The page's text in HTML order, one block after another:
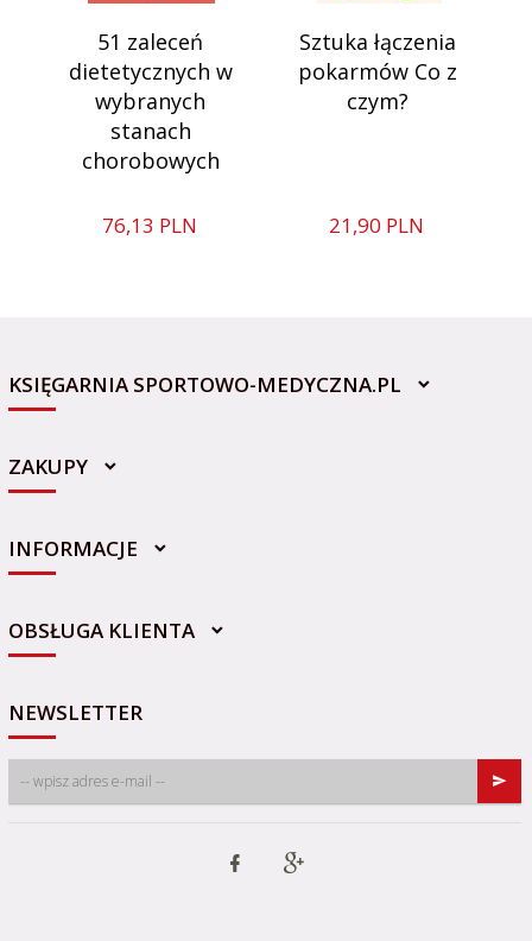
51 zaleceń
dietetycznych w
wybranych
stanach
chorobowych
76,13 PLN
Sztuka łączenia
pokarmów Co z
czym?
21,90 PLN
KSIĘGARNIA SPORTOWO-MEDYCZNA.PL
sklep@sportowo-medyczna.pl
ZAKUPY
INFORMACJE
OBSŁUGA KLIENTA
NEWSLETTER